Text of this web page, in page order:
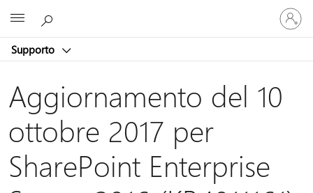
Supporto
Accedi
con
il
account
Aggiornamento del 10
ottobre 2017 per
SharePoint Enterprise